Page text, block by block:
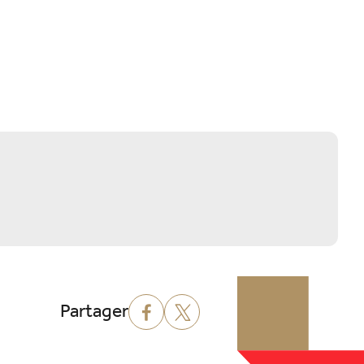
Partager